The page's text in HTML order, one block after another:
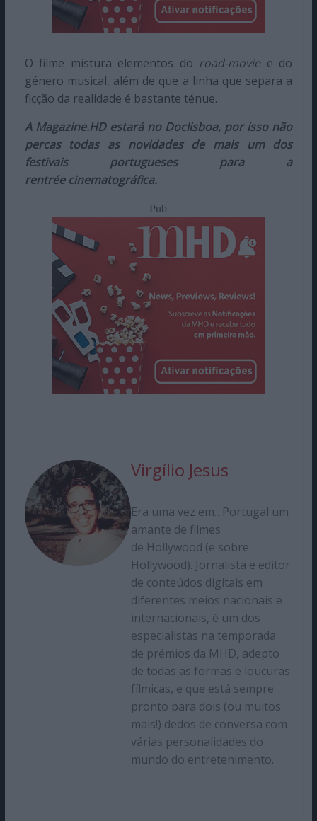
O filme mistura elementos do road-movie e do
género musical, além de que a linha que separa a
ficção da realidade é bastante ténue.
A Magazine.HD estará no Doclisboa, por isso não
percas todas as novidades de mais um dos
festivais portugueses para a
rentrée cinematográfica.
Pub
Virgílio Jesus
Era uma vez em…Portugal um
amante de filmes
de Hollywood (e sobre
Hollywood). Jornalista e editor
de conteúdos digitais em
diferentes meios nacionais e
internacionais, é um dos
especialistas na temporada
de prémios da MHD, adepto
de todas as formas e loucuras
fílmicas, e que está sempre
pronto para dois (ou muitos
mais!) dedos de conversa com
várias personalidades do
mundo do entretenimento.